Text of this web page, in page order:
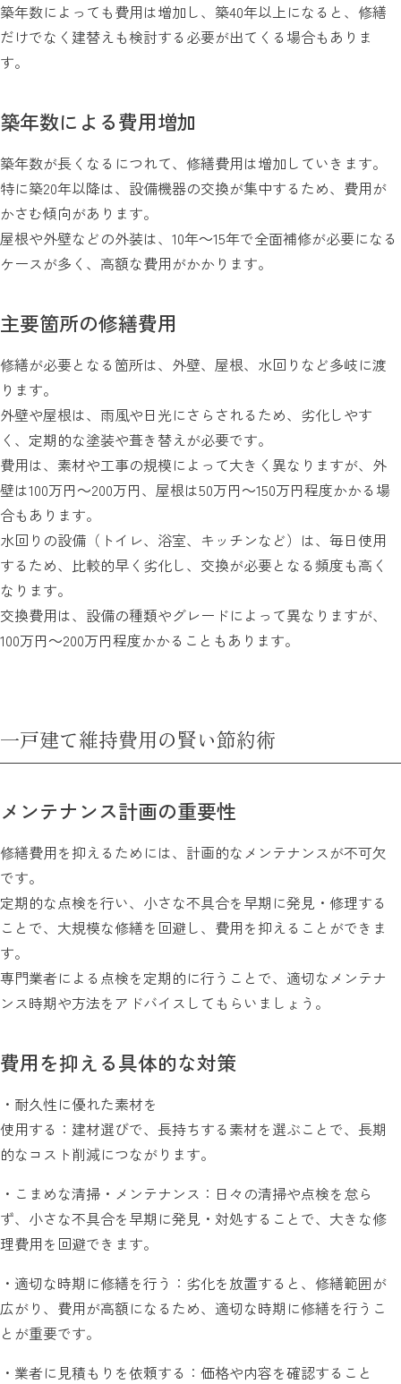
築年数によっても費用は増加し、築40年以上になると、修繕
だけでなく建替えも検討する必要が出てくる場合もありま
す。
築年数による費用増加
築年数が長くなるにつれて、修繕費用は増加していきます。
特に築20年以降は、設備機器の交換が集中するため、費用が
かさむ傾向があります。
屋根や外壁などの外装は、10年～15年で全面補修が必要になる
ケースが多く、高額な費用がかかります。
主要箇所の修繕費用
修繕が必要となる箇所は、外壁、屋根、水回りなど多岐に渡
ります。
外壁や屋根は、雨風や日光にさらされるため、劣化しやす
く、定期的な塗装や葺き替えが必要です。
費用は、素材や工事の規模によって大きく異なりますが、外
壁は100万円～200万円、屋根は50万円～150万円程度かかる場
合もあります。
水回りの設備（トイレ、浴室、キッチンなど）は、毎日使用
するため、比較的早く劣化し、交換が必要となる頻度も高く
なります。
交換費用は、設備の種類やグレードによって異なりますが、
100万円～200万円程度かかることもあります。
一戸建て維持費用の賢い節約術
メンテナンス計画の重要性
修繕費用を抑えるためには、計画的なメンテナンスが不可欠
です。
定期的な点検を行い、小さな不具合を早期に発見・修理する
ことで、大規模な修繕を回避し、費用を抑えることができま
す。
専門業者による点検を定期的に行うことで、適切なメンテナ
ンス時期や方法をアドバイスしてもらいましょう。
費用を抑える具体的な対策
・耐久性に優れた素材を
使用する：建材選びで、長持ちする素材を選ぶことで、長期
的なコスト削減につながります。
・こまめな清掃・メンテナンス：日々の清掃や点検を怠ら
ず、小さな不具合を早期に発見・対処することで、大きな修
理費用を回避できます。
・適切な時期に修繕を行う：劣化を放置すると、修繕範囲が
広がり、費用が高額になるため、適切な時期に修繕を行うこ
とが重要です。
・業者に見積もりを依頼する：価格や内容を確認すること